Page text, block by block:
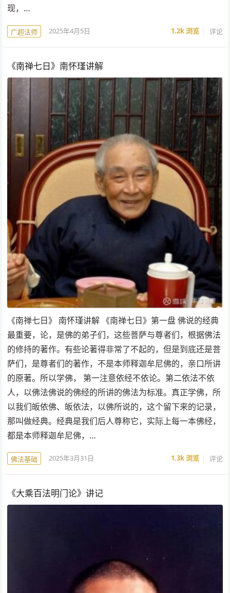
现，…
广超法师 2025年4月5日 1.2k浏览 评论
《南禅七日》南怀瑾讲解
《南禅七日》 南怀瑾讲解 《南禅七日》第一盘 佛说的经典
最重要，论，是佛的弟子们，这些菩萨与尊者们，根据佛法
的修持的著作。有些论著得非常了不起的，但是到底还是菩
萨们，是尊者们的著作，不是本师释迦牟尼佛的，亲口所讲
的原著。所以学佛， 第一注意依经不依论。第二依法不依
人，以佛法佛说的佛经的所讲的佛法为标准。真正学佛，所
以我们皈依佛、皈依法，以佛所说的，这个留下来的记录，
那叫做经典。经典是我们后人尊称它，实际上每一本佛经，
都是本师释迦牟尼佛，…
佛法基础 2025年3月31日 1.3k浏览 评论
《大乘百法明门论》讲记